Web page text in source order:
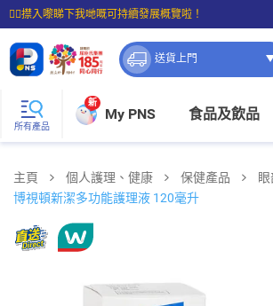
☝🏼㩒入嚟睇下我哋嘅可持續發展概覽啦！
⭐購物滿$399即享免費送貨；滿$100即可免費店取。
送貨上門
所有產品
新
My PNS 食品及飲品
主頁 個人護理、健康 保健產品
博視頓新潔多功能護理液 120毫升